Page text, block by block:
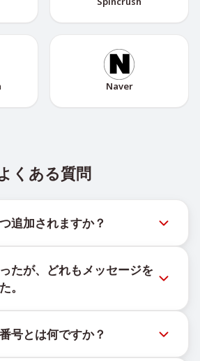
Naver
くある質問
追加されますか？
で確認できます。このチャン
庫にアクセスできるよう、タイム
ます。
たが、どれもメッセージを
。
サービスのアルゴリズムにより、
ッセージ配信がさまざまな理由で
号とは何ですか？